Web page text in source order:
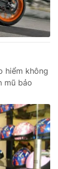
hiểm không
mũ bảo